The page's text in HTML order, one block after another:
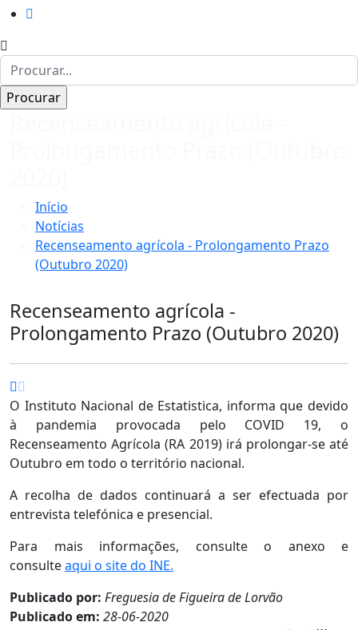
Início
Notícias
Recenseamento agrícola - Prolongamento Prazo
(Outubro 2020)
Recenseamento agrícola -
Prolongamento Prazo (Outubro 2020)
O Instituto Nacional de Estatistica, informa que devido
à pandemia provocada pelo COVID 19, o
Recenseamento Agrícola (RA 2019) irá prolongar-se até
Outubro em todo o território nacional.
A recolha de dados continuará a ser efectuada por
entrevista telefónica e presencial.
Para mais informações, consulte o anexo e
consulteaqui o site do INE.
Publicado por: Freguesia de Figueira de Lorvão
Publicado em: 28-06-2020